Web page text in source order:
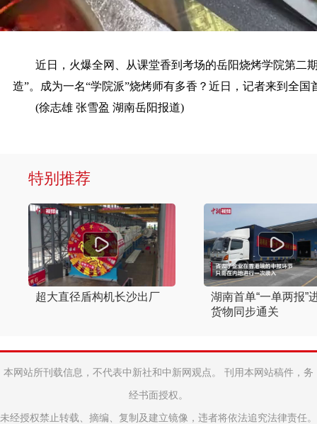
近日，火爆全网、从课堂香到考场的岳阳烧烤学院第二期
造”。成为一名“学院派”烧烤师有多香？近日，记者来到全
(徐志雄 张雪盈 湖南岳阳报道)
特别推荐
超大直径盾构机长沙出厂
湖南首单“一单两报”
货物同步通关
本网站所刊载信息，不代表中新社和中新网观点。 刊用本网站稿件，务
经书面授权。
未经授权禁止转载、摘编、复制及建立镜像，违者将依法追究法律责任。